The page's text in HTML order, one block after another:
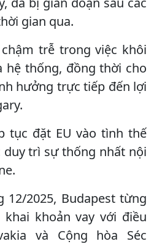
gian qua.
trễ trong việc khôi
hệ thống, đồng thời cho
hưởng trực tiếp đến lợi
tục đặt EU vào tình thế
trì sự thống nhất nội
12/2025, Budapest từng
khoản vay với điều
và Cộng hòa Séc